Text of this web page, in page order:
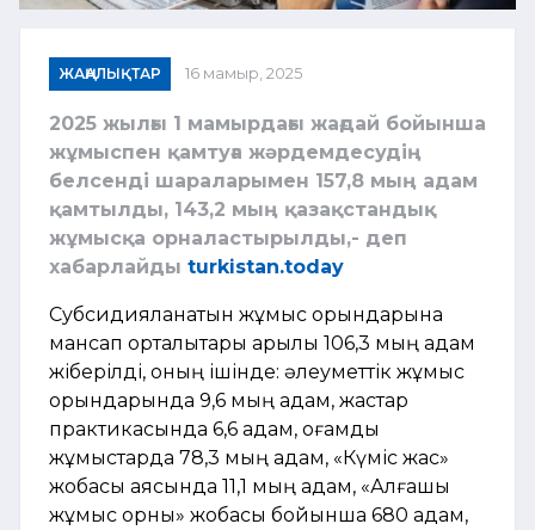
ЖАҢАЛЫҚТАР 16 мамыр, 2025
2025 жылғы 1 мамырдағы жағдай бойынша
жұмыспен қамтуға жәрдемдесудің
белсенді шараларымен 157,8 мың адам
қамтылды, 143,2 мың қазақстандық
жұмысқа орналастырылды,- деп
хабарлайды turkistan.today
Субсидияланатын жұмыс орындарына
мансап орталықтары арқылы 106,3 мың адам
жіберілді, оның ішінде: әлеуметтік жұмыс
орындарында 9,6 мың адам, жастар
практикасында 6,6 адам, қоғамдық
жұмыстарда 78,3 мың адам, «Күміс жас»
жобасы аясында 11,1 мың адам, «Алғашқы
жұмыс орны» жобасы бойынша 680 адам,